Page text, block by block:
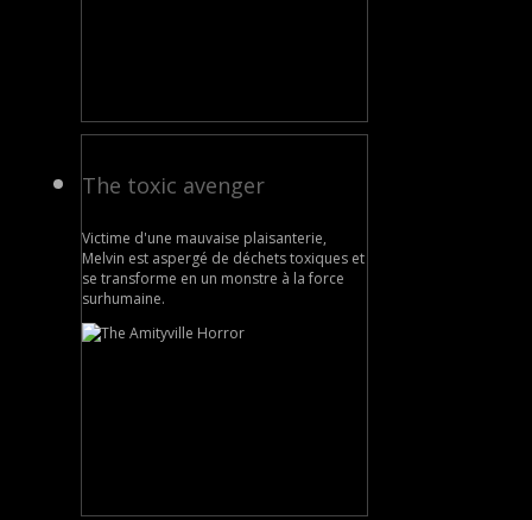
The toxic avenger
Victime d'une mauvaise plaisanterie,
Melvin est aspergé de déchets toxiques et
se transforme en un monstre à la force
surhumaine.